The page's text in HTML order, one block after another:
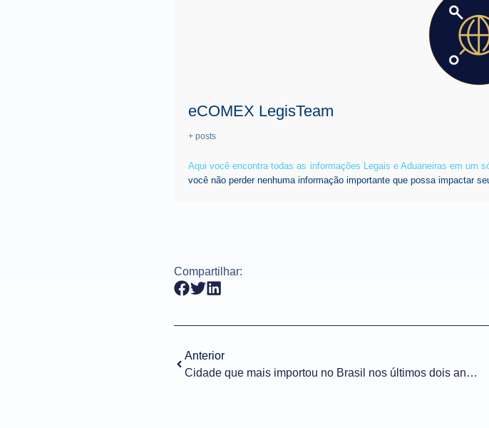
eCOMEX LegisTeam
+ posts
Aqui você encontra todas as informações Legais e Aduaneiras em um
você não perder nenhuma informação importante que possa impactar
Compartilhar:
Anterior
Cidade que mais importou no Brasil nos últimos dois anos tem apenas 264 mil habitantes